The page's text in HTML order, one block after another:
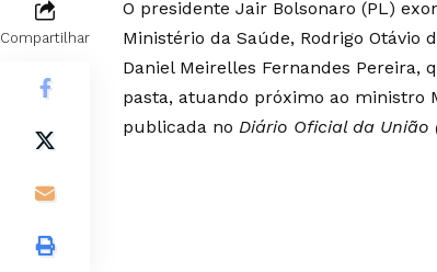
Compartilhar
O presidente Jair Bolsonaro (PL)
Ministério da Saúde, Rodrigo Otávio
Daniel Meirelles Fernandes Pereira,
pasta, atuando próximo ao ministro
publicada no Diário Oficial da União